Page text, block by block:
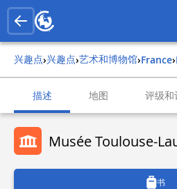
兴趣点› 兴趣点› 艺术和博物馆› france›
描述 地图 评级和
Musée Toulouse-
书